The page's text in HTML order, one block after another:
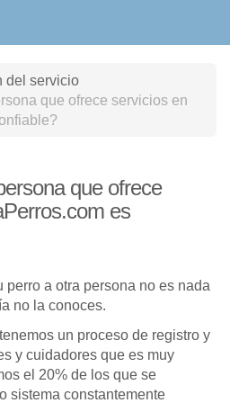
del servicio
que ofrece servicios en
que ofrece
es
perro a otra persona no es nada
no la conoces.
un proceso de registro y
y cuidadores que es muy
el 20% de los que se
sistema constantemente